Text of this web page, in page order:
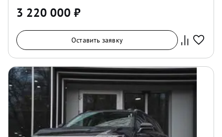
3 220 000 ₽
Оставить заявку